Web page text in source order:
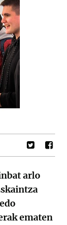
arlo
ematen